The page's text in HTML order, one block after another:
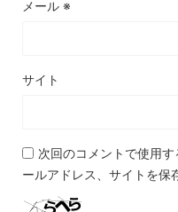
メール ※
サイト
次回のコメントで使用
ールアドレス、サイトを保